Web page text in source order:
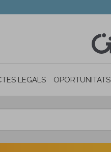
I INCLUSIÓ SOCIAL
LEGALS OPORTUNITATS